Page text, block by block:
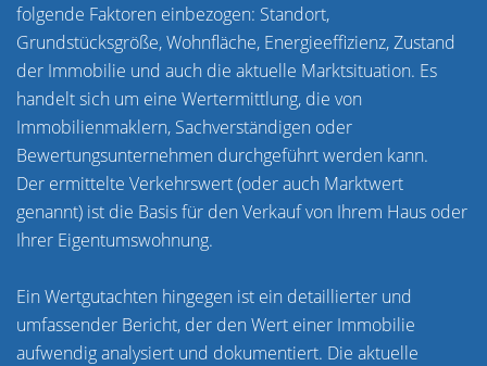
folgende Faktoren einbezogen: Standort,
Grundstücksgröße, Wohnfläche, Energieeffizienz, Zustand
der Immobilie und auch die aktuelle Marktsituation. Es
handelt sich um eine Wertermittlung, die von
Immobilienmaklern, Sachverständigen oder
Bewertungsunternehmen durchgeführt werden kann.
Der ermittelte Verkehrswert (oder auch Marktwert
genannt) ist die Basis für den Verkauf von Ihrem Haus oder
Ihrer Eigentumswohnung.
Ein Wertgutachten hingegen ist ein detaillierter und
umfassender Bericht, der den Wert einer Immobilie
aufwendig analysiert und dokumentiert. Die aktuelle